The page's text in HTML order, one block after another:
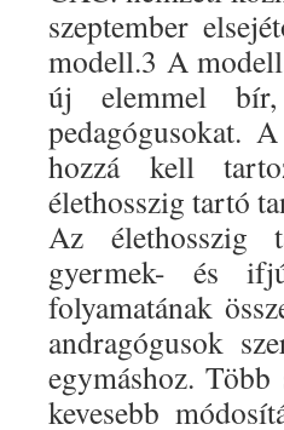
szeptember
modell.3 A
új elemmel
pedagógusokat.
hozzá kell
élethosszig tartó
Az élethosszig
gyermek- és
folyamatának
andragógusok
egymáshoz.
kevesebb